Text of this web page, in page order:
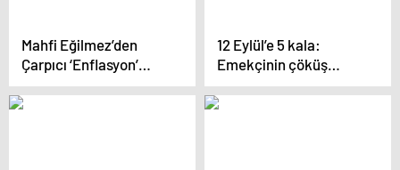
Mahfi Eğilmez’den
Çarpıcı ‘Enflasyon’
Verileri: Kredi Kartı
Harcamaları
12 Eylül’e 5 kala:
Emekçinin çöküş
grafiği